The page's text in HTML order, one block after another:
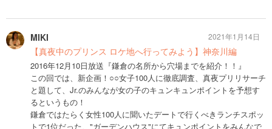
MIKI
【真夜中のプリンス ロケ地へ行ってみよう】神奈川編
2016年12月10日放送『鎌倉の名所から穴場までを紹介！！』
この回では、新企画！○○女子100人に徹底調査、真夜プリリサーチ
と題して、Jr.のみんなが女の子のキュンキュンポイントを予想す
るというもの！
鎌倉ではたらく女性100人に聞いたデートで行くべきランチスポッ
トで1位だった、"ガーデンハウス"にてキュンポイントをみんなで
2021年1月14日